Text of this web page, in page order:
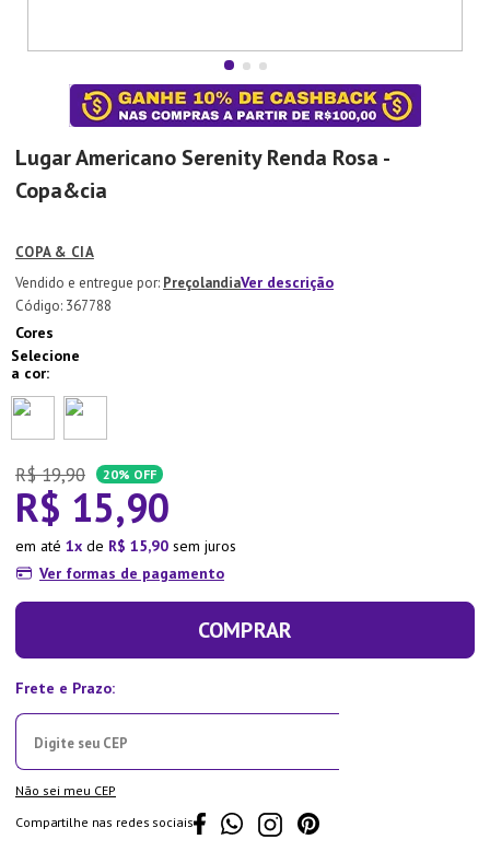
Lugar Americano Serenity Renda Rosa -
Copa&cia
COPA & CIA
PreçolandiaVer descrição
: 367788
Cores
R$ 19,90 20% OFF
R$ 15,90
em até 1 de R$ 15,90 sem juros
Ver formas de pagamento
COMPRAR
Não sei meu CEP
Compartilhe nas redes sociais
7º
Xicara
Tapete
Aparelho Jantar
10º Lixeira